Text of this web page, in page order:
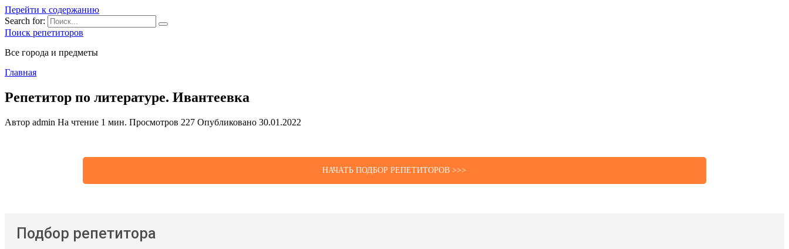
Перейти к содержанию
Search for:
Поиск репетиторов
Все города и предметы
Главная
Репетитор по литературе. Ивантеевка
Автор admin На чтение 1 мин. Просмотров 227 Опубликовано 30.01.2022
НАЧАТЬ ПОДБОР РЕПЕТИТОРОВ >>>
Подбор репетитора